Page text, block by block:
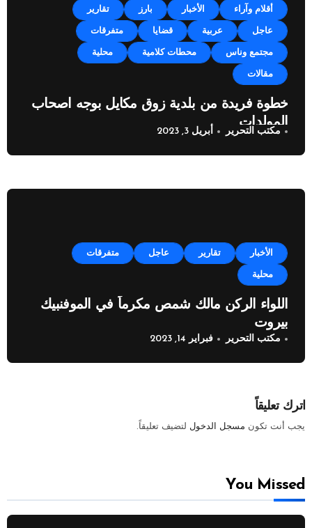
أقلام وآراء الأخبار بارز تقارير
عاجل عربية قضايا متفرقات
مجتمع وناس محطات كلامية محلية
مقالات
خطوة فريدة من بلدية زوق مكايل بوجه اصحاب
المولدات
مكتب التحرير أبريل 3, 2023
الأخبار تقارير عاجل متفرقات
محلية
اللواء الركن مالك شمص مكرماً في الموفنبيك
بيروت
مكتب التحرير فبراير 14, 2023
اترك تعليقاً
يجب أنت تكون مسجل الدخول لتضيف تعليقاً.
You Missed